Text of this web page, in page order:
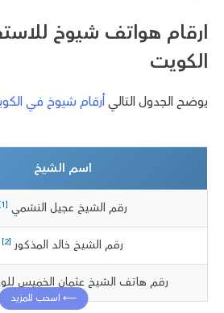
ارقام هواتف شيوخ
الكويت
يوضح الجدول التاليأرقام شيوخ في
اسم الشيخ
رقم الشيخ عجيل النشمي [1]
رقم الشيخ خالد المذكور [2]
رقم هاتف الشيخ عثمان الخميس